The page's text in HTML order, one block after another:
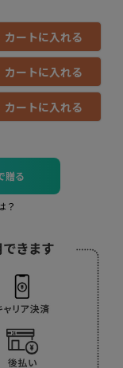
カートに入れる
カートに入れる
カートに入れる
贈る
？